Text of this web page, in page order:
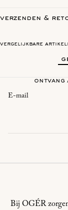
verzenden &
vergelijkbare
ontvang
E-mail
Bij OGÉR